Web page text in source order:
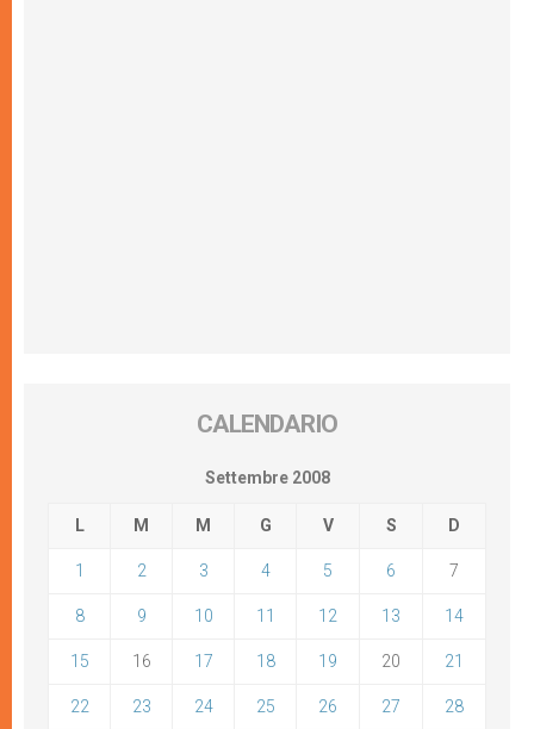
CALENDARIO
Settembre 2008
L M M G V S D
1 2 3 4 5 6 7
8 9 10 11 12 13 14
15 16 17 18 19 20 21
22 23 24 25 26 27 28